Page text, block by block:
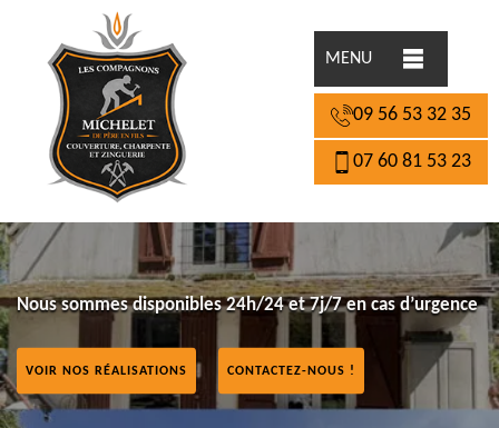
MENU
09 56 53 32 35
07 60 81 53 23
Nous sommes disponibles 24h/24 et 7j/7 en cas d’urgence
VOIR NOS RÉALISATIONS CONTACTEZ-NOUS !